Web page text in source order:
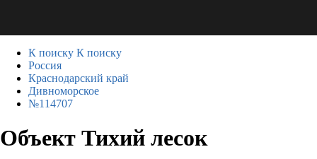
К поиску К поиску
Россия
Краснодарский край
Дивноморское
№114707
Объект Тихий лесок